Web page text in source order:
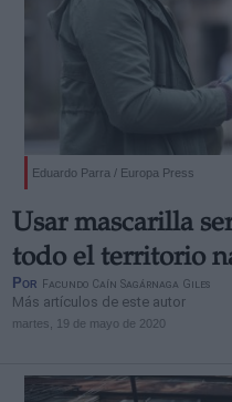
Eduardo Parra / Europa Press
Usar mascarilla
todo el territorio
Por Facundo Caín Sagárnaga Giles
Más artículos de este autor
martes, 19 de mayo de 2020